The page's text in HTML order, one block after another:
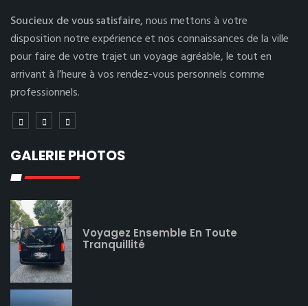
Soucieux de vous satisfaire,nous mettons à votre
disposition notre expérience et nos connaissances de la ville
pour faire de votre trajet un voyage agréable, le tout en
arrivant à l’heure à vos rendez-vous personnels comme
professionnels.
GALERIE PHOTOS
Voyagez Ensemble En Toute
Tranquillité